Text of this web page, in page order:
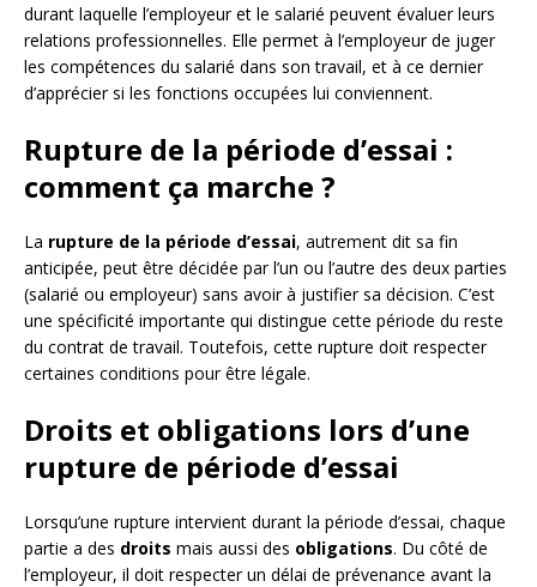
durant laquelle l’employeur et le salarié peuvent évaluer leurs
relations professionnelles. Elle permet à l’employeur de juger
les compétences du salarié dans son travail, et à ce dernier
d’apprécier si les fonctions occupées lui conviennent.
Rupture de la période d’essai :
comment ça marche ?
La rupture de la période d’essai, autrement dit sa fin
anticipée, peut être décidée par l’un ou l’autre des deux parties
(salarié ou employeur) sans avoir à justifier sa décision. C’est
une spécificité importante qui distingue cette période du reste
du contrat de travail. Toutefois, cette rupture doit respecter
certaines conditions pour être légale.
Droits et obligations lors d’une
rupture de période d’essai
Lorsqu’une rupture intervient durant la période d’essai, chaque
partie a des droits mais aussi des obligations. Du côté de
l’employeur, il doit respecter un délai de prévenance avant la